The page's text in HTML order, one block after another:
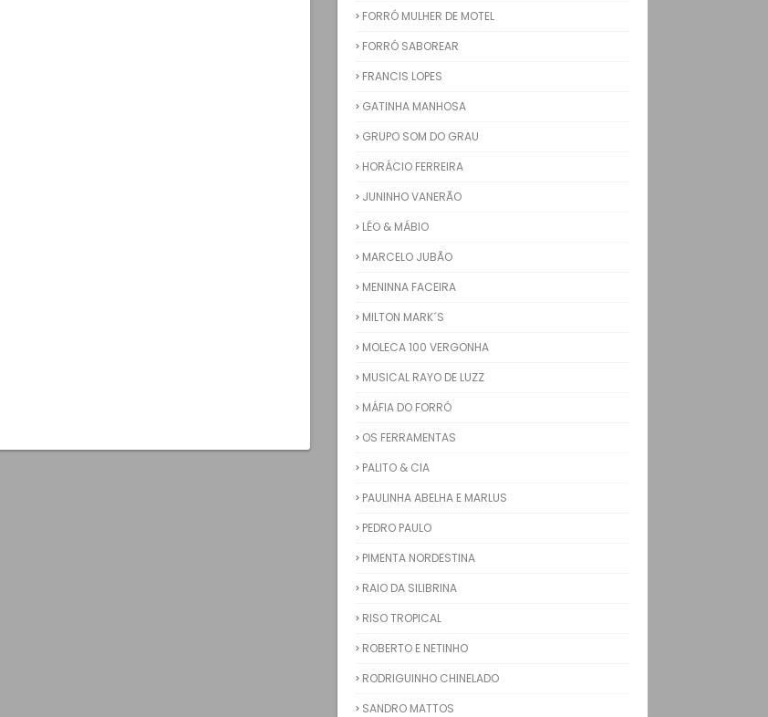
FORRÓ MULHER DE MOTEL
FORRÓ SABOREAR
FRANCIS LOPES
GATINHA MANHOSA
GRUPO SOM DO GRAU
HORÁCIO FERREIRA
JUNINHO VANERÃO
LÉO & MÁBIO
MARCELO JUBÃO
MENINNA FACEIRA
MILTON MARK´S
MOLECA 100 VERGONHA
MUSICAL RAYO DE LUZZ
MÁFIA DO FORRÓ
OS FERRAMENTAS
PALITO & CIA
PAULINHA ABELHA E MARLUS
PEDRO PAULO
PIMENTA NORDESTINA
RAIO DA SILIBRINA
RISO TROPICAL
ROBERTO E NETINHO
RODRIGUINHO CHINELADO
SANDRO MATTOS